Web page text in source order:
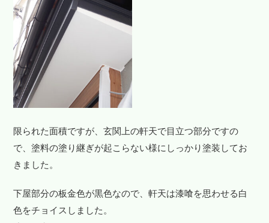
限られた面積ですが、玄関上の軒天で目立つ部分ですの
で、塗料の塗り継ぎが起こらない様にしっかり塗装してお
きました。
下屋部分の板金色が黒色なので、軒天は漆喰を思わせる白
色をチョイスしました。